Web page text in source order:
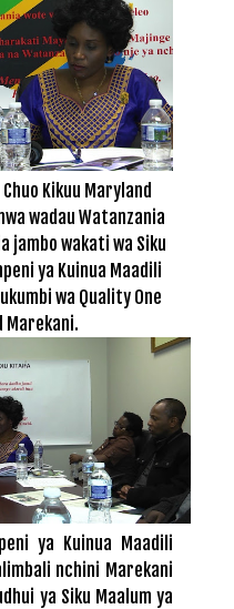
Kikuu Maryland
wadau Watanzania
jambo wakati wa Siku
ya Kuinua Maadili
wa Quality One
Marekani.
ya Kuinua Maadili
nchini Marekani
ya Siku Maalum ya